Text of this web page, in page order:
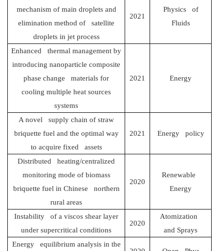
mechanism of main droplets and
elimination method of satellite
droplets in jet process
2021
Physics of
Fluids
Enhanced thermal management by
introducing nanoparticle composite
phase change materials for
cooling multiple heat sources
systems
2021 Energy
A novel supply chain of straw
briquette fuel and the optimal way
to acquire fixed assets
2021 Energy policy
Distributed heating/centralized
monitoring mode of biomass
briquette fuel in Chinese northern
rural areas
2020
Renewable
Energy
Instability of a viscos shear layer
under supercritical conditions
2020
Atomization
and Sprays
Energy equilibrium analysis in the